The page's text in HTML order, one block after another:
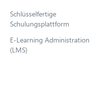
Schlüsselfertige
Schulungsplattform
E-Learning Administration
(LMS)